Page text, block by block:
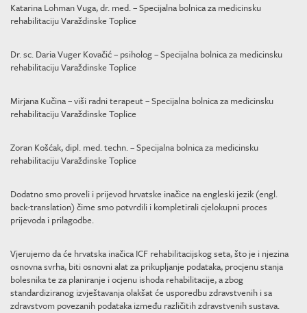
Katarina Lohman Vuga, dr. med. – Specijalna bolnica za medicinsku
rehabilitaciju Varaždinske Toplice
Dr. sc. Daria Vuger Kovačić – psiholog – Specijalna bolnica za medicinsku
rehabilitaciju Varaždinske Toplice
Mirjana Kučina – viši radni terapeut – Specijalna bolnica za medicinsku
rehabilitaciju Varaždinske Toplice
Zoran Košćak, dipl. med. techn. – Specijalna bolnica za medicinsku
rehabilitaciju Varaždinske Toplice
Dodatno smo proveli i prijevod hrvatske inačice na engleski jezik (engl.
back-translation) čime smo potvrdili i kompletirali cjelokupni proces
prijevoda i prilagodbe.
Vjerujemo da će hrvatska inačica ICF rehabilitacijskog seta, što je i njezina
osnovna svrha, biti osnovni alat za prikupljanje podataka, procjenu stanja
bolesnika te za planiranje i ocjenu ishoda rehabilitacije, a zbog
standardiziranog izvještavanja olakšat će usporedbu zdravstvenih i sa
zdravstvom povezanih podataka između različitih zdravstvenih sustava.